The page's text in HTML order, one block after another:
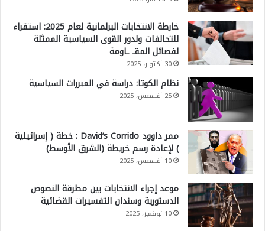
خارطة الانتخابات البرلمانية لعام 2025: استقراء
للتحالفات ولدور القوى السياسية الممثلة
لفصائل المقـ ـاومة
30 أكتوبر، 2025
نظام الكوتا: دراسة في المبررات السياسية
25 أغسطس، 2025
ممر داوود David’s Corrido : خطة ( إسرائيلية
) لإعادة رسم خريطة (الشرق الأوسط)
10 أغسطس، 2025
موعد إجراء الانتخابات بين مطرقة النصوص
الدستورية وسندان التفسيرات القضائية
10 نوفمبر، 2025